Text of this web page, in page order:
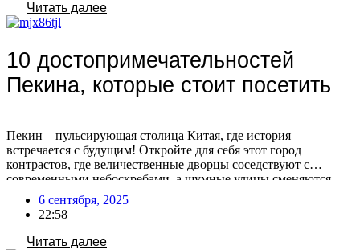
Читать далее
10 достопримечательностей
Пекина, которые стоит посетить
Пекин – пульсирующая столица Китая, где история
встречается с будущим! Откройте для себя этот город
контрастов, где величественные дворцы соседствуют с
современными небоскребами, а шумные улицы сменяются
тихими садами. Готовы исследовать главные сокровища
Пекина? Если вы мечтаете о путешествии в этот
удивительный город, но не знаете с чего начать, мы поможем
вам спланировать идеальный маршрут! […]
6 сентября, 2025
22:58
Читать далее